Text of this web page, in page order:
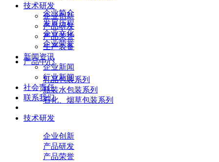
技术研发
企业创新
产品研发
产品荣誉
生产装备
新闻资讯
企业新闻
行业新闻
社会责任
联系我们
企业简介
发展历程
企业文化
企业荣誉
产品中心
乳品包装系列
瓶装水包装系列
石化、烟草包装系列
技术研发
企业创新
产品研发
产品荣誉